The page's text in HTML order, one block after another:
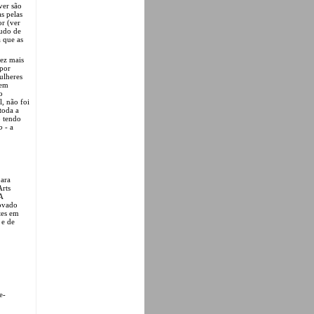
são
pelas
(ver
de
que as
mais
não foi
a
tendo
- a
em
de